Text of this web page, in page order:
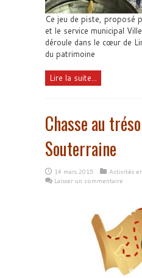
Ce jeu de piste, proposé
et le service municipal
déroule dans le cœur de
du patrimoine
Lire la suite...
Chasse au
Souterraine
14 mars 2015
Activités
Laisser un commentaire